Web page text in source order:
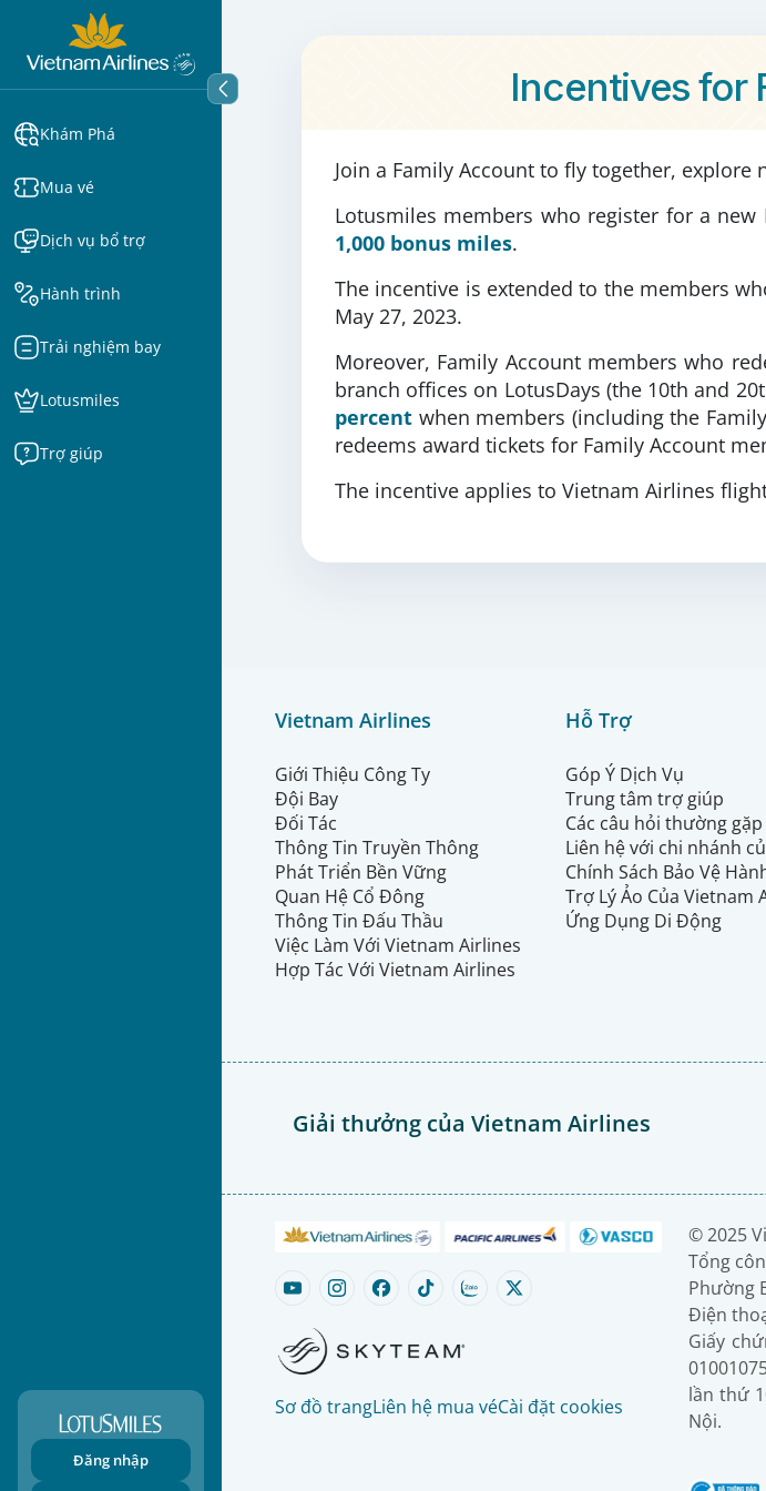
Khám Phá
Mua vé
Dịch vụ bổ trợ
Hành trình
Trải nghiệm bay
Lotusmiles
Trợ giúp
Đăng nhập
Incentives for
Join a Family Account to fly together,
Lotusmiles members who register for a
1,000 bonus miles.
The incentive is extended to the members
May 27, 2023.
Moreover, Family Account members who
branch offices on LotusDays (the 10th and
percent when members (including the
redeems award tickets for Family Account
The incentive applies to Vietnam Airlines
Vietnam Airlines
Giới Thiệu Công Ty
Đội Bay
Đối Tác
Thông Tin Truyền Thông
Phát Triển Bền Vững
Quan Hệ Cổ Đông
Thông Tin Đấu Thầu
Việc Làm Với Vietnam Airlines
Hợp Tác Với Vietnam Airlines
Hỗ Trợ
Góp Ý Dịch Vụ
Trung tâm trợ giúp
Các câu hỏi thường gặp
Liên hệ với chi nhánh
Chính Sách Bảo Vệ
Trợ Lý Ảo Của Vietnam
Ứng Dụng Di Động
Giải thưởng của Vietnam Airlines
Sơ đồ trangLiên hệ mua véCài đặt cookies
© 2025
Tổng
Phường
Điện
Giấy
lần thứ
Nội.